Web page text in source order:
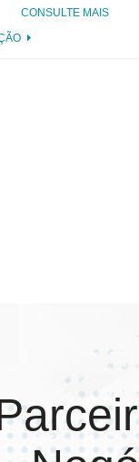
alumínio incisa com
CONSULTE MAIS